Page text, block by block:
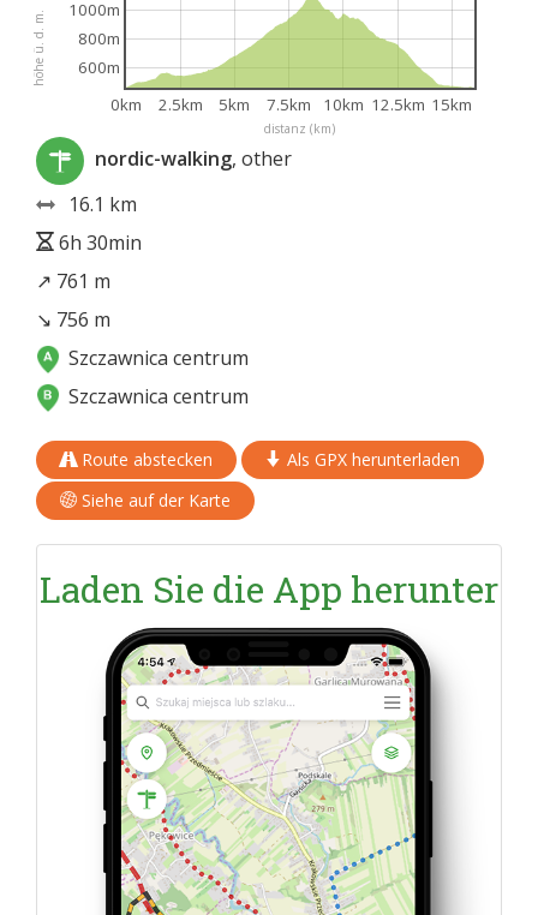
distanz (km)
höhe ü. d. m.
0km 2.5km 5km 7.5km 10km 12.5km 15km
600m
800m
1000m
nordic-walking, other
16.1 km
6h 30min
↗ 761 m
↘ 756 m
Szczawnica centrum
Szczawnica centrum
Route abstecken
Als GPX herunterladen
Siehe auf der Karte
Laden Sie die App herunter